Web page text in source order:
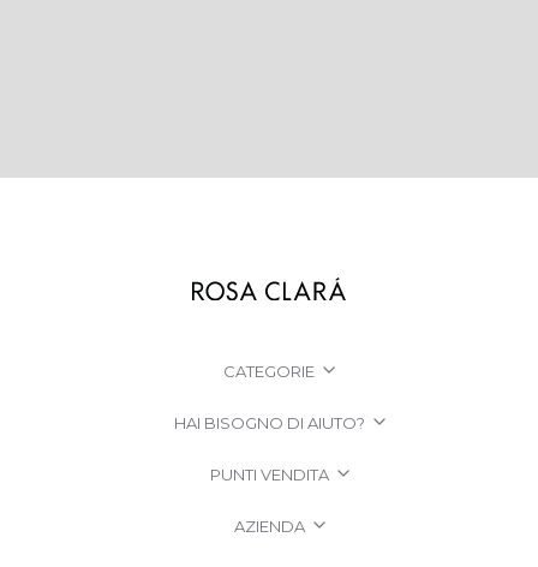
CATEGORIE
HAI BISOGNO DI AIUTO?
PUNTI VENDITA
AZIENDA